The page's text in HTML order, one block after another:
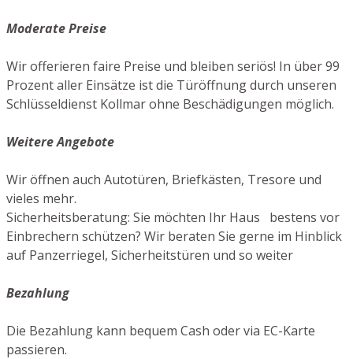
Moderate Preise
Wir offerieren faire Preise und bleiben seriös! In über 99
Prozent aller Einsätze ist die Türöffnung durch unseren
Schlüsseldienst Kollmar ohne Beschädigungen möglich.
Weitere Angebote
Wir öffnen auch Autotüren, Briefkästen, Tresore und
vieles mehr.
Sicherheitsberatung: Sie möchten Ihr Haus bestens vor
Einbrechern schützen? Wir beraten Sie gerne im Hinblick
auf Panzerriegel, Sicherheitstüren und so weiter
Bezahlung
Die Bezahlung kann bequem Cash oder via EC-Karte
passieren.